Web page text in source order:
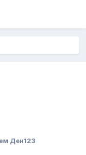
Ден123